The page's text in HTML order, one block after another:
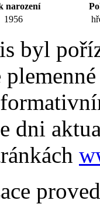
narození
1956
byl
dni